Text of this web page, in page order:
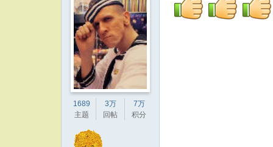
1689
主题
3万
回帖
7万
积分